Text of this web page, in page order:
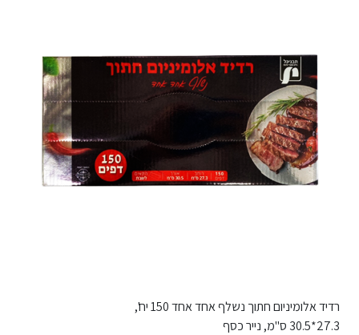
רדיד אלומיניום חתוך נשלף אחד אחד 150 יח',
27.3*30.5 ס"מ, נייר כסף